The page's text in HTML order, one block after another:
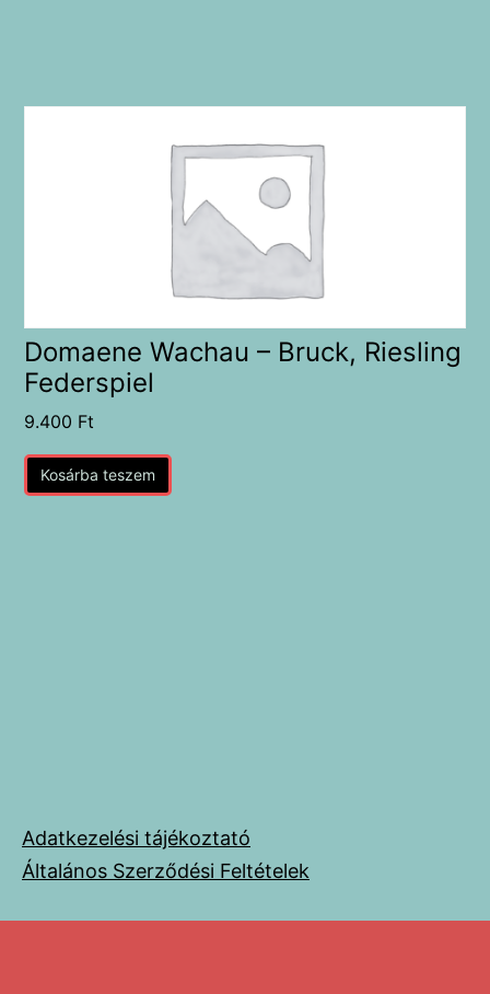
Domaene Wachau – Bruck, Riesling
Federspiel
9.400 Ft
Kosárba teszem
Adatkezelési tájékoztató
Általános Szerződési Feltételek